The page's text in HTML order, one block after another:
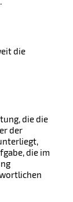
die
die die
der
die im